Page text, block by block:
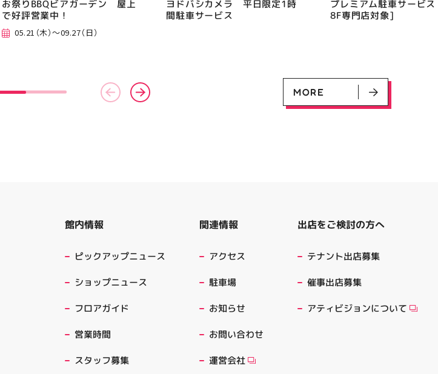
お祭りBBQビアガーデン 屋上
で好評営業中！
05.21（木）～09.27（日）
ヨドバシカメラ 平日限定1時
間駐車サービス
プレミアム駐車サービ
8F専門店対象]
MORE
館内情報
ピックアップニュース
ショップニュース
フロアガイド
営業時間
スタッフ募集
関連情報
アクセス
駐車場
お知らせ
お問い合わせ
運営会社
出店をご検討の方へ
テナント出店募集
催事出店募集
アティビジョンについて